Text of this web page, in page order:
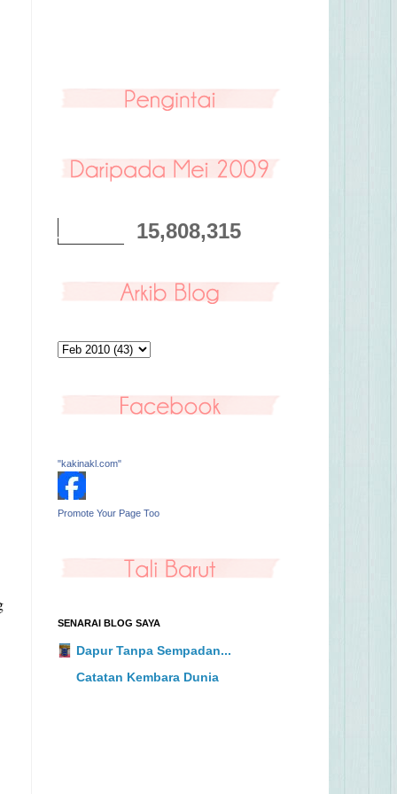
15,808,315
"kakinakl.com"
Promote Your Page Too
SENARAI BLOG SAYA
Dapur Tanpa Sempadan...
Catatan Kembara Dunia